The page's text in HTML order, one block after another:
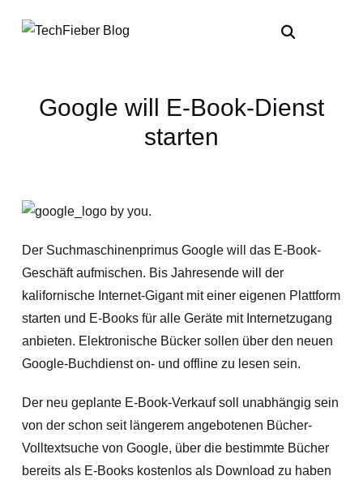
Google will E-Book-Dienst
starten
Der Suchmaschinenprimus Google will das E-Book-
Geschäft aufmischen. Bis Jahresende will der
kalifornische Internet-Gigant mit einer eigenen Plattform
starten und E-Books für alle Geräte mit Internetzugang
anbieten. Elektronische Bücker sollen über den neuen
Google-Buchdienst on- und offline zu lesen sein.
Der neu geplante E-Book-Verkauf soll unabhängig sein
von der schon seit längerem angebotenen Bücher-
Volltextsuche von Google, über die bestimmte Bücher
bereits als E-Books kostenlos als Download zu haben